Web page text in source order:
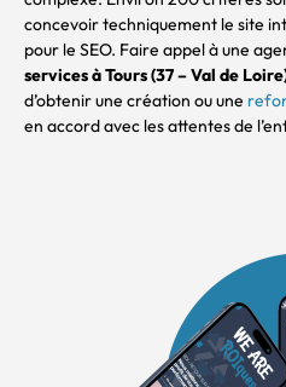
concevoir techniquement le site
pour le SEO. Faire appel à une
services à Tours (37 – Val de
d’obtenir une création ou une
en accord avec les attentes de